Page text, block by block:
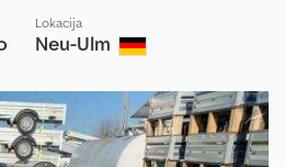
Lokacija
Neu-Ulm